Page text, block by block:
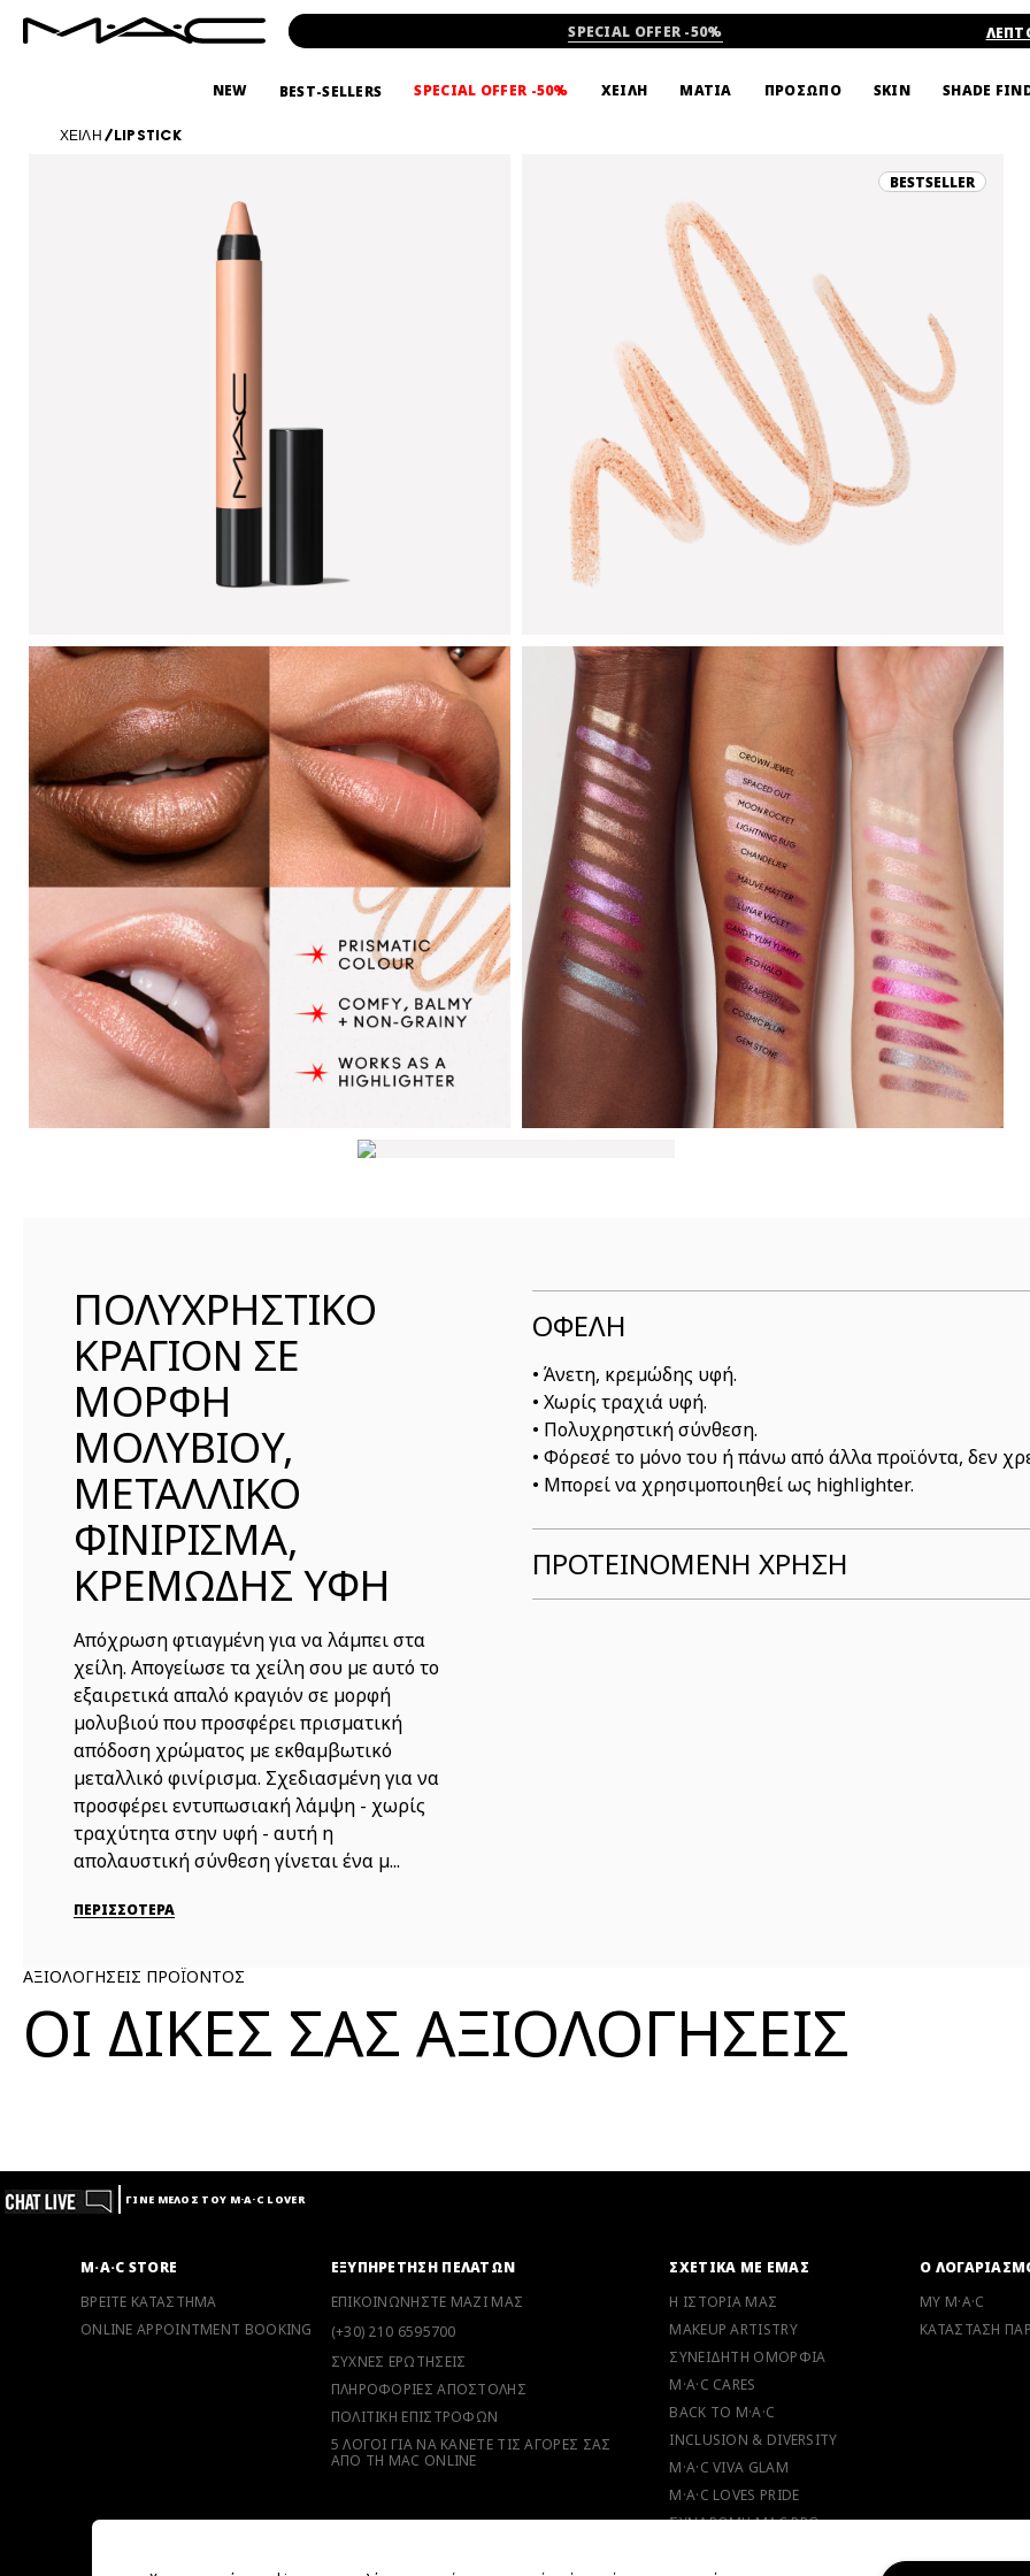
SPECIAL OFFER -50%
NEW BEST-SELLERS SPECIAL OFFER -50% ΧΕΙΛΗ ΜΑΤΙΑ ΠΡΟΣΩΠΟ SKIN SHADE
ΧΕΙΛΗ / LIPSTICK
BESTSELLER
ΠΟΛΥΧΡΗΣΤΙΚΟ
ΚΡΑΓΙΟΝ ΣΕ
ΜΟΡΦΗ
ΜΟΛΥΒΙΟΥ,
ΜΕΤΑΛΛΙΚΟ
ΦΙΝΙΡΙΣΜΑ,
ΚΡΕΜΩΔΗΣ ΥΦΗ
Απόχρωση φτιαγμένη για να λάμπει στα
χείλη. Απογείωσε τα χείλη σου με αυτό το
εξαιρετικά απαλό κραγιόν σε μορφή
μολυβιού που προσφέρει πρισματική
απόδοση χρώματος με εκθαμβωτικό
μεταλλικό φινίρισμα. Σχεδιασμένη για να
προσφέρει εντυπωσιακή λάμψη - χωρίς
τραχύτητα στην υφή - αυτή η
απολαυστική σύνθεση γίνεται ένα μ...
ΠΕΡΙΣΣΟΤΕΡΑ
ΟΦΕΛΗ
• Άνετη, κρεμώδης υφή.
• Χωρίς τραχιά υφή.
• Πολυχρηστική σύνθεση.
• Φόρεσέ το μόνο του ή πάνω από άλλα προϊόντα, δεν
• Μπορεί να χρησιμοποιηθεί ως highlighter.
ΠΡΟΤΕΙΝΟΜΕΝΗ ΧΡΗΣΗ
ΑΞΙΟΛΟΓΗΣΕΙΣ ΠΡΟΪΟΝΤΟΣ
ΟΙ ΔΙΚΕΣ ΣΑΣ ΑΞΙΟΛΟΓΗΣΕΙΣ
ΓΙΝΕ ΜΕΛΟΣ ΤΟΥ M·A·C LOVER
M·A·C STORE
ΒΡΕΙΤΕ ΚΑΤΑΣΤΗΜΑ
ONLINE APPOINTMENT BOOKING
ΕΞΥΠΗΡΕΤΗΣΗ ΠΕΛΑΤΩΝ
ΕΠΙΚΟΙΝΩΝΗΣΤΕ ΜΑΖΙ ΜΑΣ
(+30) 210 6595700
ΣΥΧΝΕΣ ΕΡΩΤΗΣΕΙΣ
ΠΛΗΡΟΦΟΡΙΕΣ ΑΠΟΣΤΟΛΗΣ
ΠΟΛΙΤΙΚΗ ΕΠΙΣΤΡΟΦΩΝ
5 ΛΟΓΟΙ ΓΙΑ ΝΑ ΚΑΝΕΤΕ ΤΙΣ ΑΓΟΡΕΣ ΣΑΣ
ΑΠΟ ΤΗ MAC ONLINE
ΣΧΕΤΙΚΑ ΜΕ ΕΜΑΣ
Η ΙΣΤΟΡΙΑ ΜΑΣ
MAKEUP ARTISTRY
ΣΥΝΕΙΔΗΤΗ ΟΜΟΡΦΙΑ
M·A·C CARES
BACK TO M·A·C
INCLUSION & DIVERSITY
M·A·C VIVA GLAM
M·A·C LOVES PRIDE
ΣΥΝΔΡΟΜΗ MAC PRO
Ο
MY M·A·C
ΚΑΤΑΣΤΑΣΗ